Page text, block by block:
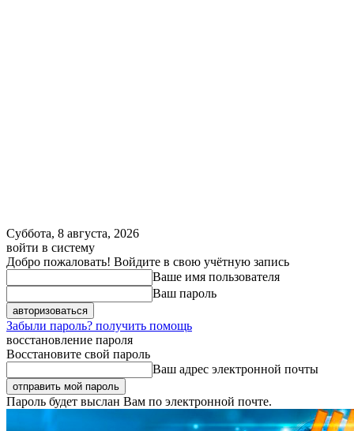
Суббота, 8 августа, 2026
войти в систему
Добро пожаловать! Войдите в свою учётную запись
Ваше имя пользователя
Ваш пароль
Забыли пароль? получить помощь
восстановление пароля
Восстановите свой пароль
Ваш адрес электронной почты
Пароль будет выслан Вам по электронной почте.